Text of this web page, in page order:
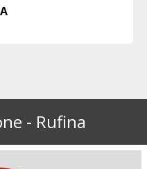
- Rufina